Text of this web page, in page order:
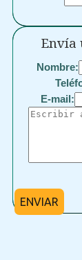
Envía
Nombre:
E-mail:
ENVIAR